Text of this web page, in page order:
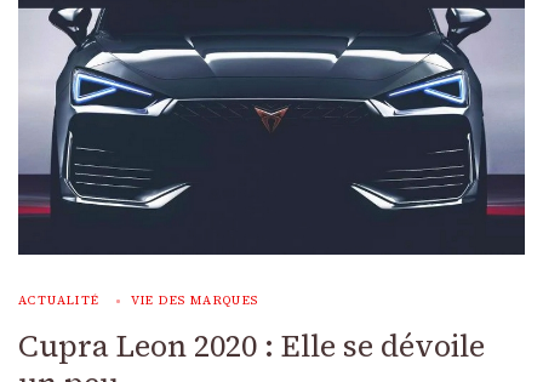
ACTUALITÉ VIE DES MARQUES
Cupra Leon 2020 : Elle se dévoile